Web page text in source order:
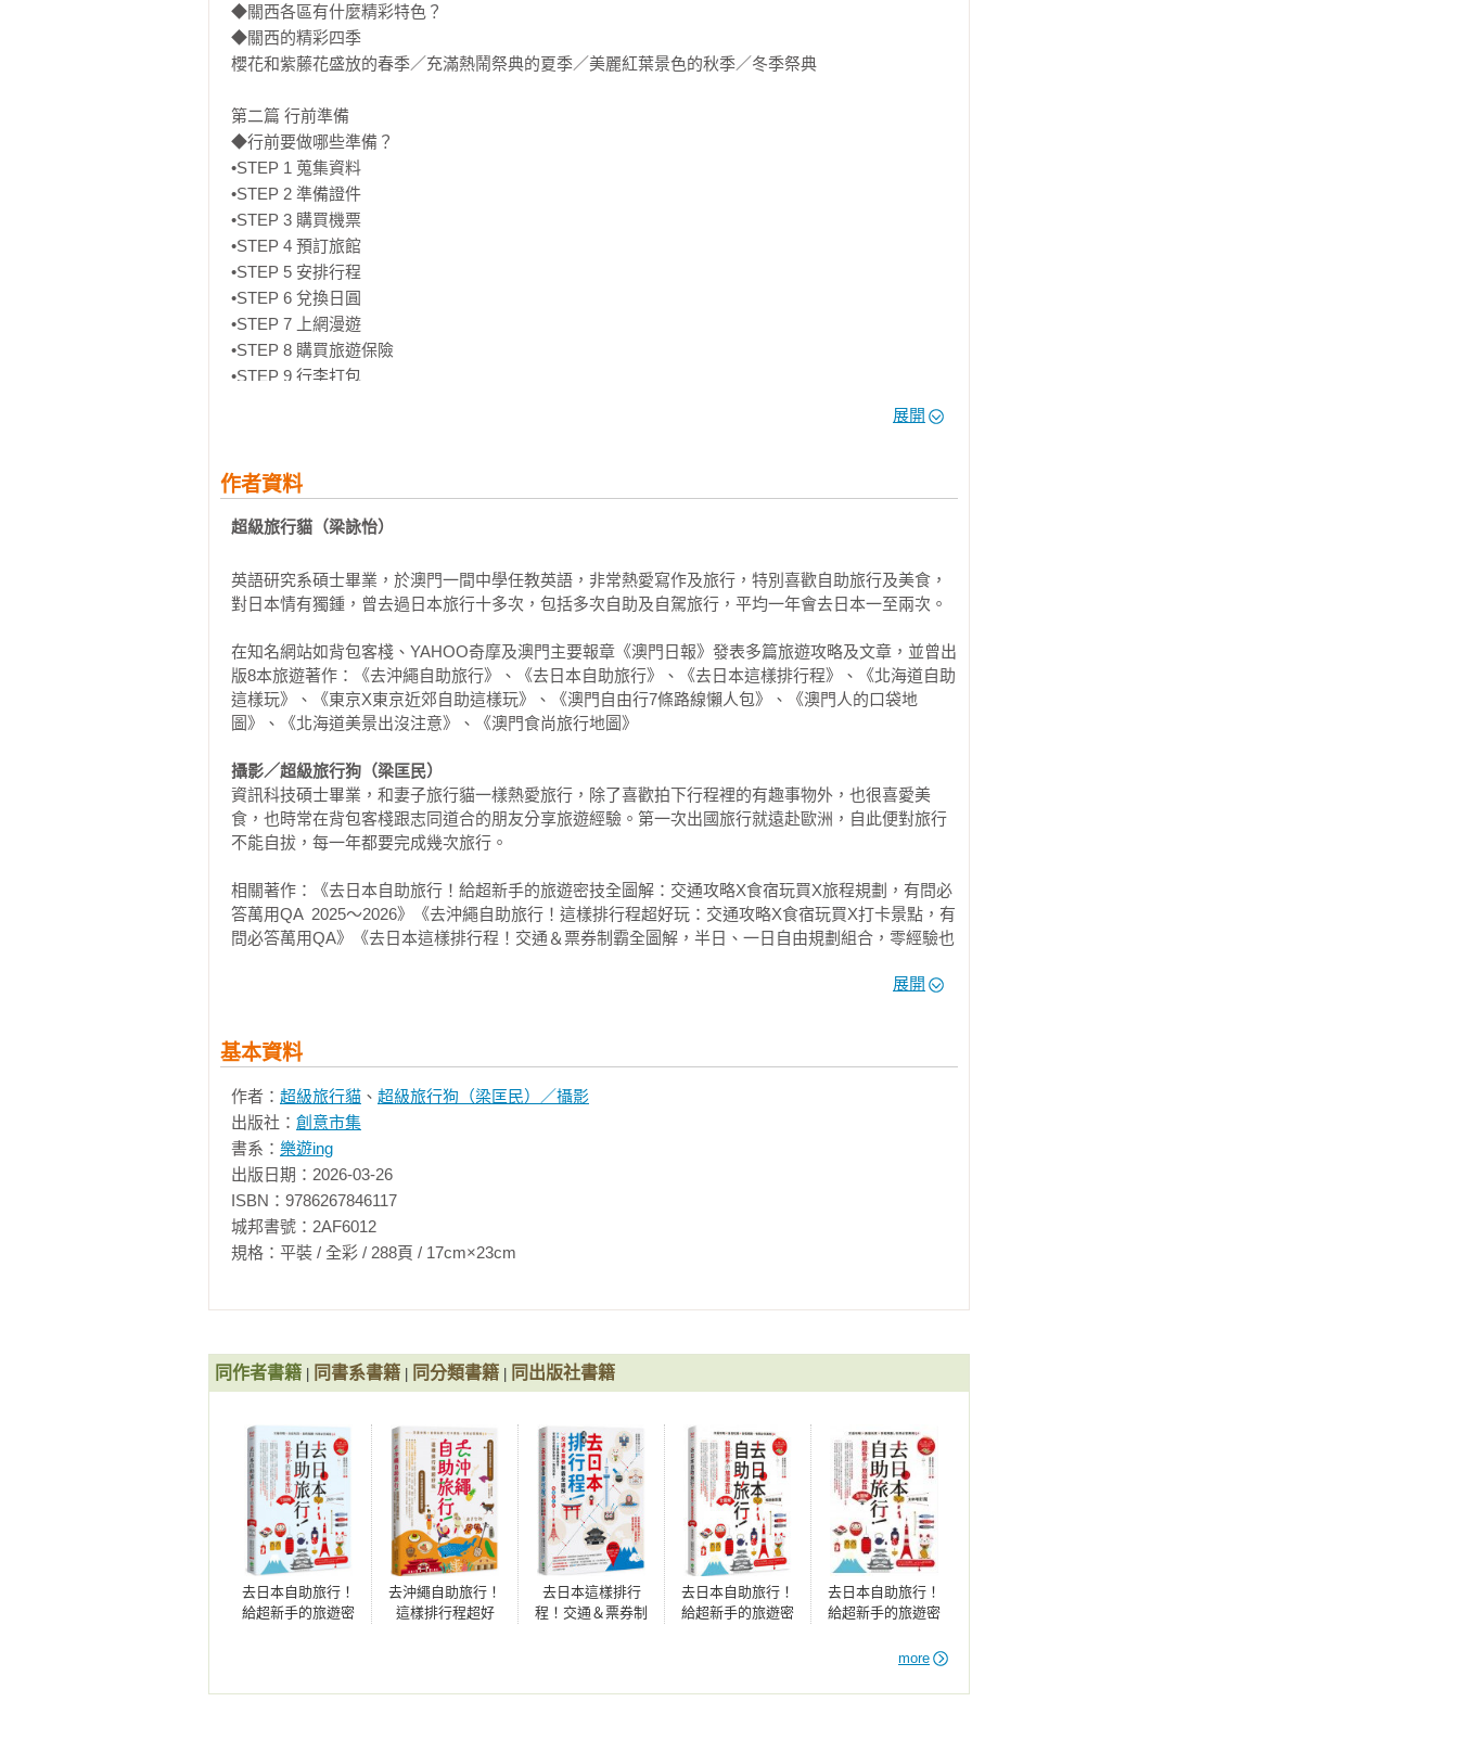
◆關西各區有什麼精彩特色？
◆關西的精彩四季
櫻花和紫藤花盛放的春季／充滿熱鬧祭典的夏季／美麗紅葉景色的秋季／冬季祭典
第二篇 行前準備
◆行前要做哪些準備？
•STEP 1 蒐集資料
•STEP 2 準備證件
•STEP 3 購買機票
•STEP 4 預訂旅館
•STEP 5 安排行程
•STEP 6 兌換日圓
•STEP 7 上網漫遊
•STEP 8 購買旅遊保險
•STEP 9 行李打包
•從哪些機場可以直飛關西？
•可搭乘哪些航空公司前往關西？
•託運行李時應該注意什麼？
•登機證上有哪些資料？
•什麼時候登機？
◆抵達關西
•如何看懂機場指標？
•入境日本時需要接受什麼檢查？
•如何取回行李？
•關西機場的樓層如何分布？
第四篇 認識關西的交通
◆關西有哪些常用的交通工具？
•可以購買什麼交通票券？
•關西有哪些 IC 卡？我需要買 IC 卡嗎？
◆如何結合各種交通工具製定行程？
•我該選擇什麼類型的交通方式？
•關西各個地區適合使用什麼交通工具遊玩？
第五篇 關西美食、餐廳
◆關西有什麼類型的餐廳？
◆關西有什麼美食和推薦餐廳？
◆大阪：RIKURO老爺爺起司蛋糕／章魚燒、大阪燒及串炸口味零食／大阪風特色雜貨
◆京都： 抹茶口味零食／生八橋／京之貓零食／優佳雅吸油面紙及護膚品／和風雜貨
◆奈良：まほろば大仏プリン本舗大佛布丁／中谷堂艾草麻糬
◆神戶：TORAKU 神戶布丁
◆和歌山：紀州梅零食
◆關西各地：藥妝
◆購物注意事項
展開
作者資料
超級旅行貓（梁詠怡）
英語研究系碩士畢業，於澳門一間中學任教英語，非常熱愛寫作及旅行，特別喜歡自助旅行及美食，
對日本情有獨鍾，曾去過日本旅行十多次，包括多次自助及自駕旅行，平均一年會去日本一至兩次。
在知名網站如背包客棧、YAHOO奇摩及澳門主要報章《澳門日報》發表多篇旅遊攻略及文章，並曾出
版8本旅遊著作：《去沖繩自助旅行》、《去日本自助旅行》、《去日本這樣排行程》、《北海道自助
這樣玩》、《東京X東京近郊自助這樣玩》、《澳門自由行7條路線懶人包》、《澳門人的口袋地
圖》、《北海道美景出沒注意》、《澳門食尚旅行地圖》
攝影／超級旅行狗（梁匡民）
資訊科技碩士畢業，和妻子旅行貓一樣熱愛旅行，除了喜歡拍下行程裡的有趣事物外，也很喜愛美
食，也時常在背包客棧跟志同道合的朋友分享旅遊經驗。第一次出國旅行就遠赴歐洲，自此便對旅行
不能自拔，每一年都要完成幾次旅行。
相關著作：《去日本自助旅行！給超新手的旅遊密技全圖解：交通攻略X食宿玩買X旅程規劃，有問必
答萬用QA  2025～2026》《去沖繩自助旅行！這樣排行程超好玩：交通攻略X食宿玩買X打卡景點，有
問必答萬用QA》《去日本這樣排行程！交通＆票券制霸全圖解，半日、一日自由規劃組合，零經驗也
食宿玩買X旅程規劃，有問必答萬用QA  暢銷最新版》《去日本自助旅行！給超新手的旅遊密技全圖
給超新手的旅遊密技全圖解：交通攻略X食宿玩買X旅程規劃，有問必答萬用QA》
展開
基本資料
作者： 超級旅行貓 、 超級旅行狗（梁匡民）／攝影
出版社： 創意市集
書系： 樂遊ing
出版日期：2026-03-26
ISBN：9786267846117
城邦書號：2AF6012
規格：平裝 / 全彩 / 288頁 / 17cm×23cm
同作者書籍 同書系書籍 同分類書籍 同出版社書籍
去日本自助旅行！
給超新手的旅遊密
用QA 2025～2026
去沖繩自助旅行！
這樣排行程超好
去日本這樣排行
程！交通＆票券制
查即用一路玩到
去日本自助旅行！
給超新手的旅遊密
用QA 暢銷最新版
去日本自助旅行！
給超新手的旅遊密
略X食宿玩買X旅程
用QA 全新增訂版
more